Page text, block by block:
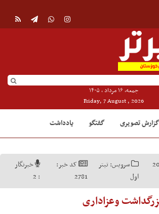
جمعه, ۱۶ مرداد , ۱۴۰۵
Friday, 7 August , 2026
گزارش تصویری گفتگو یادداشت
2020
سرویس: تیتر
اول
کد خبر:
2781
خبرنگار
:
2
وعزاداری